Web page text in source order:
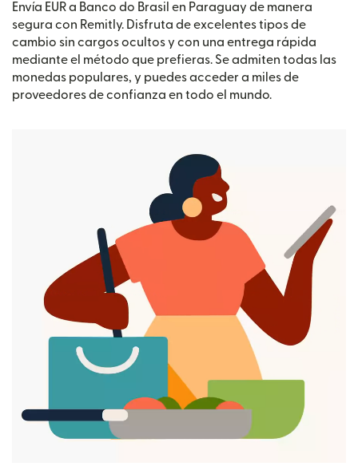
Envía EUR a Banco do Brasil en Paraguay de manera
segura con Remitly. Disfruta de excelentes tipos de
cambio sin cargos ocultos y con una entrega rápida
mediante el método que prefieras. Se admiten todas las
monedas populares, y puedes acceder a miles de
proveedores de confianza en todo el mundo.